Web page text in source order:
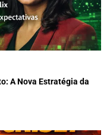
A Nova Estratégia da